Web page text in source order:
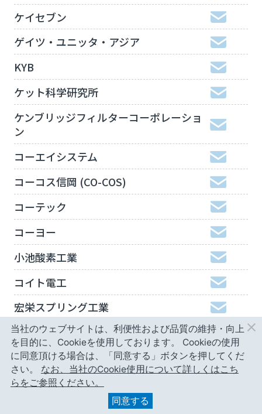
ケイセブン
ゲイツ・ユニッタ・アジア
KYB
ケット科学研究所
ケンブリッジフィルターコーポレーショ
ン
コーエイシステム
コーコス信岡 (CO-COS)
コーテック
コーヨー
小池酸素工業
コイト電工
宏栄スプリング工業
工機ホールディングスジャパン
弘進ゴム
神津精機
当社のウェブサイトは、利便性および品質の維持・向上
を目的に、Cookieを使用しております。
Cookieの使用
に同意頂ける場合は、「同意する」ボタンを押してくだ
さい。
なお、当社のCookie使用について詳しくはこち
らをご参照ください。
同意する